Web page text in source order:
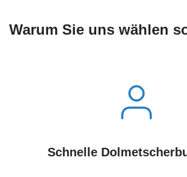
Warum Sie uns wählen
Schnelle